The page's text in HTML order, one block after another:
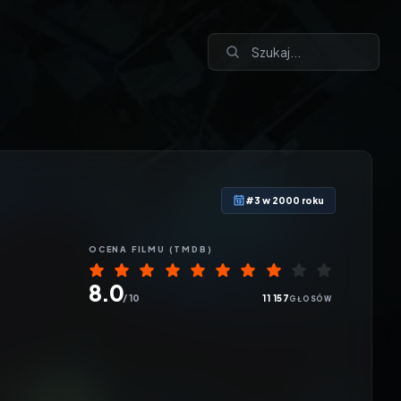
#3 w 2000 roku
OCENA FILMU (TMDB)
8.0/ 10 11 157GŁOSÓW